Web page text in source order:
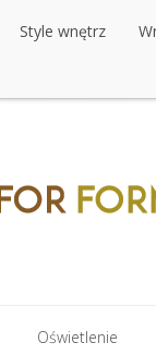
Style wnętrz
Style wnętrz
Oświetlenie